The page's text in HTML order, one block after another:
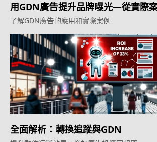
用GDN廣告提升品牌曝光—從實際
了解GDN廣告的應用和實際案例
全面解析：轉換追蹤與GDN